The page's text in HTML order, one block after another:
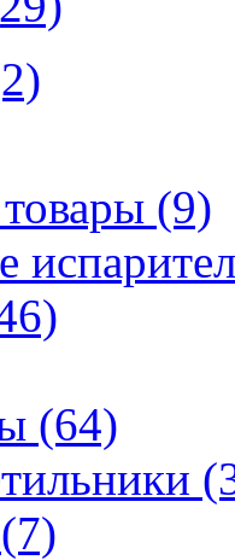
(9)
(64)
(7)